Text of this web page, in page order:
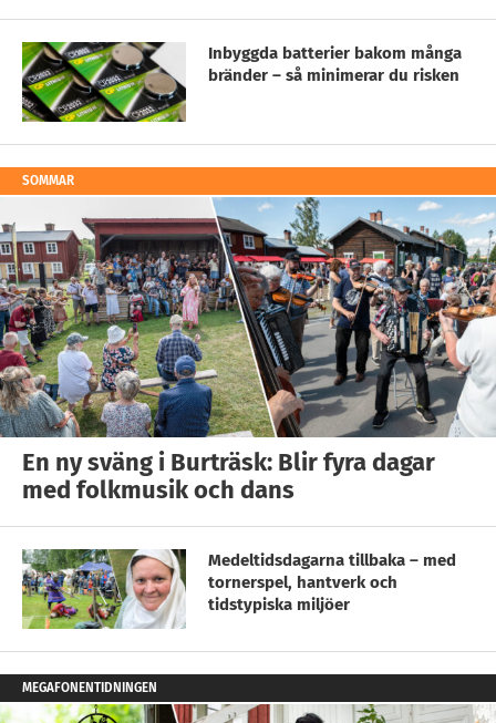
Inbyggda batterier bakom många
bränder – så minimerar du risken
SOMMAR
En ny sväng i Burträsk: Blir fyra dagar
med folkmusik och dans
Medeltidsdagarna tillbaka – med
tornerspel, hantverk och
tidstypiska miljöer
MEGAFONENTIDNINGEN